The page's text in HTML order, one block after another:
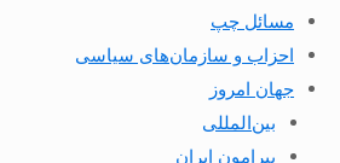
مسائل چپ
احزاب و سازمان‌های سیاسی
جهان امروز
بین‌المللی
پیرامون ایران